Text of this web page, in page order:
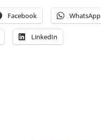
Facebook WhatsApp
LinkedIn